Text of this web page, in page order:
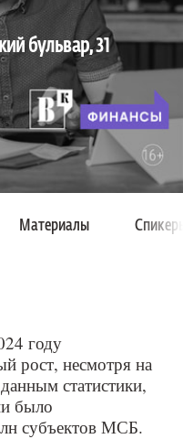
бульвар, 31
Материалы
году
рост, несмотря на
статистики,
было
субъектов МСБ.